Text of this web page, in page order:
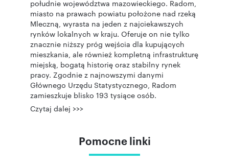
południe województwa mazowieckiego. Radom,
miasto na prawach powiatu położone nad rzeką
Mleczną, wyrasta na jeden z najciekawszych
rynków lokalnych w kraju. Oferuje on nie tylko
znacznie niższy próg wejścia dla kupujących
mieszkania, ale również kompletną infrastrukturę
miejską, bogatą historię oraz stabilny rynek
pracy. Zgodnie z najnowszymi danymi
Głównego Urzędu Statystycznego, Radom
zamieszkuje blisko 193 tysiące osób.
Czytaj dalej >>>
Pomocne linki